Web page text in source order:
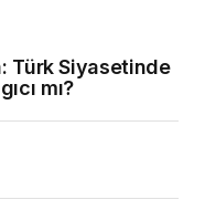
Türk Siyasetinde
mı?